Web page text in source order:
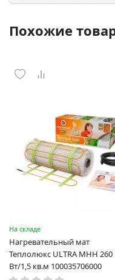
Похожие
На складе
Нагревательный мат
Теплолюкс ULTRA МНН 260
Вт/1,5 кв.м 100035706000